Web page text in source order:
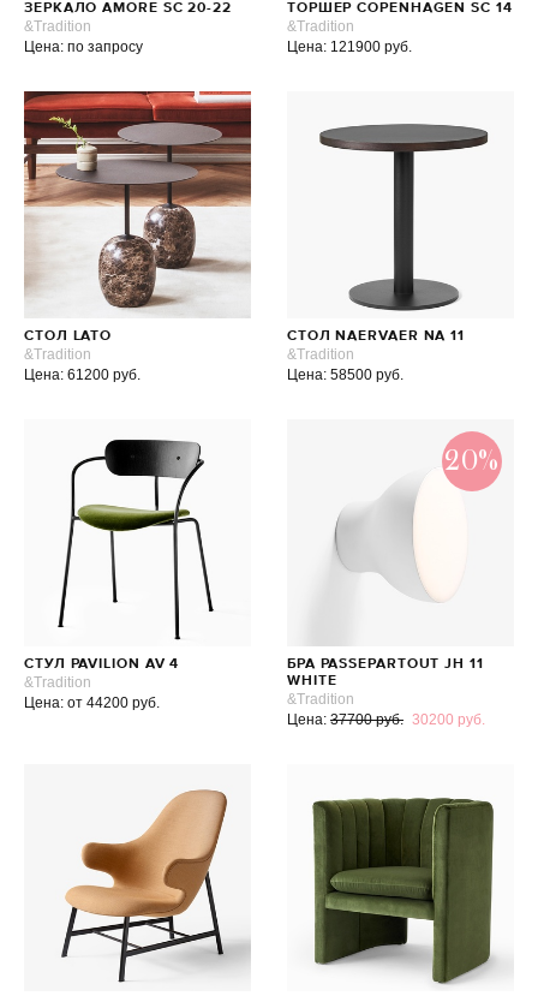
ЗЕРКАЛО AMORE SC 20-22
&Tradition
Цена: по запросу
ТОРШЕР COPENHAGEN SC 14
&Tradition
Цена: 121900 руб.
СТОЛ LATO
&Tradition
Цена: 61200 руб.
СТОЛ NAERVAER NA 11
&Tradition
Цена: 58500 руб.
СТУЛ PAVILION AV 4
&Tradition
Цена: от 44200 руб.
20%
БРА PASSEPARTOUT JH 11
WHITE
&Tradition
Цена: 37700 руб. 30200 руб.